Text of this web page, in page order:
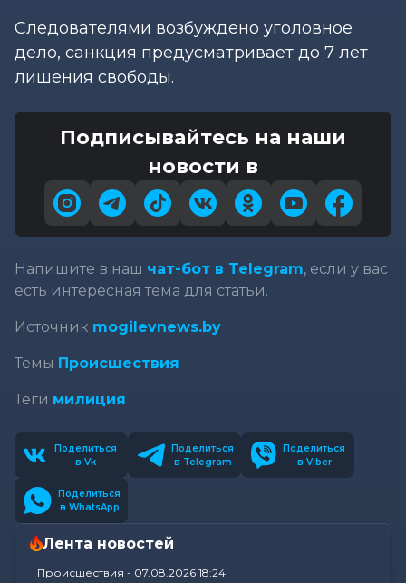
Следователями возбуждено уголовное
дело, санкция предусматривает до 7 лет
лишения свободы.
Подписывайтесь на наши
новости в
Напишите в наш чат-бот в Telegram, если у вас
есть интересная тема для статьи.
Источник mogilevnews.by
Темы Происшествия
Теги милиция
Поделиться
в Vk
Поделиться
в Telegram
Поделиться
в Viber
Поделиться
в WhatsApp
Лента новостей
Происшествия - 07.08.2026 18:24